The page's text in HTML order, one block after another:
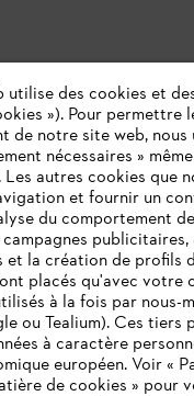
utilise des cookies et
»). Pour permettre
de notre site web, nous
nécessaires »
Les autres cookies que
et fournir un
du comportement
et la création de profils
placés qu'avec votre
à la fois par nous-
ou Tealium). Ces tiers
à caractère
européen. Voir «
de cookies » pour